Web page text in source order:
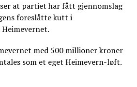
at partiet har fått gjennomslag
foreslåtte kutt i
med 500 millioner kroner
som et eget Heimevern-løft.